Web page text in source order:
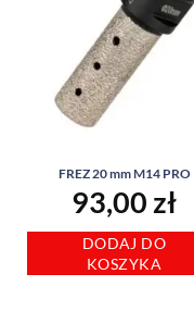
FREZ 20 mm M14 PRO
93,00 zł
DODAJ DO
KOSZYKA